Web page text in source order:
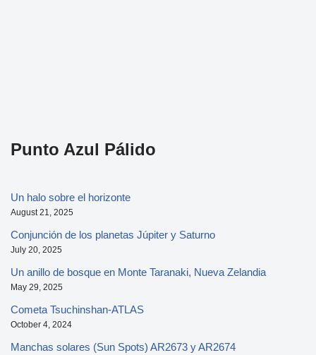
Punto Azul Pálido
Un halo sobre el horizonte
August 21, 2025
Conjunción de los planetas Júpiter y Saturno
July 20, 2025
Un anillo de bosque en Monte Taranaki, Nueva Zelandia
May 29, 2025
Cometa Tsuchinshan-ATLAS
October 4, 2024
Manchas solares (Sun Spots) AR2673 y AR2674